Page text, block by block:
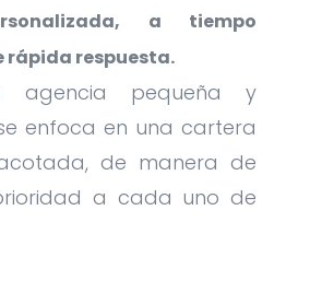
a tiempo
rápida respuesta.
agencia pequeña y
enfoca en una cartera
de manera de
a cada uno de